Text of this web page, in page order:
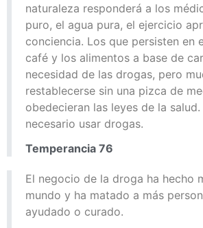
naturaleza responderá a los
puro, el agua pura, el ejercicio
conciencia. Los que persisten en
café y los alimentos a base de
necesidad de las drogas, pero
restablecerse sin una pizca de
obedecieran las leyes de la
necesario usar drogas.
Temperancia 76
El negocio de la droga ha hecho
mundo y ha matado a más
ayudado o curado.